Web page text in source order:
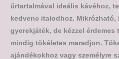
űrtartalmával ideális kávéhoz,
kedvenc italodhoz. Mikrózható,
gyerekjáték, de kézzel
mindig tökéletes maradjon.
ajándékokhoz vagy személyre